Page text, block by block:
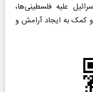
علیه فلسطینی‌ها،
کمک به ایجاد آرامش و